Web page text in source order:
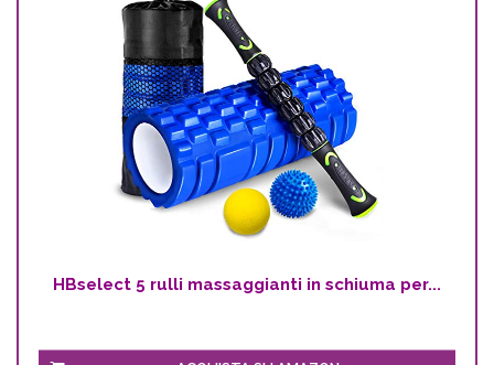
HBselect 5 rulli massaggianti in schiuma per...